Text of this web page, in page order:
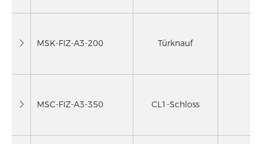
MSK-FIZ-A3-200 Türknauf
MSC-FIZ-A3-350 CL1-Schloss